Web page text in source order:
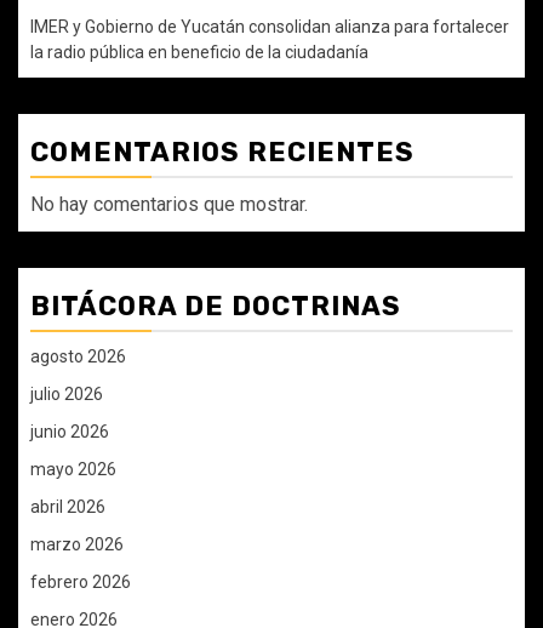
IMER y Gobierno de Yucatán consolidan alianza para fortalecer
la radio pública en beneficio de la ciudadanía
COMENTARIOS RECIENTES
No hay comentarios que mostrar.
BITÁCORA DE DOCTRINAS
agosto 2026
julio 2026
junio 2026
mayo 2026
abril 2026
marzo 2026
febrero 2026
enero 2026